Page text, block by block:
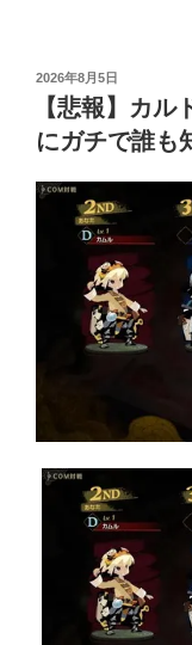
投
日:
2026年8月5日
【悲報】カ
にガチで誰も